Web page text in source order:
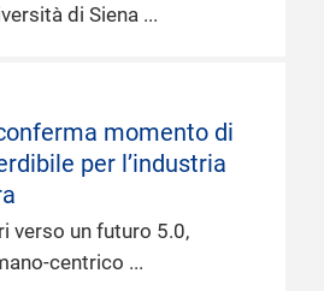
di Siena
momento di
per l’industria
verso un futuro 5.0,
centrico